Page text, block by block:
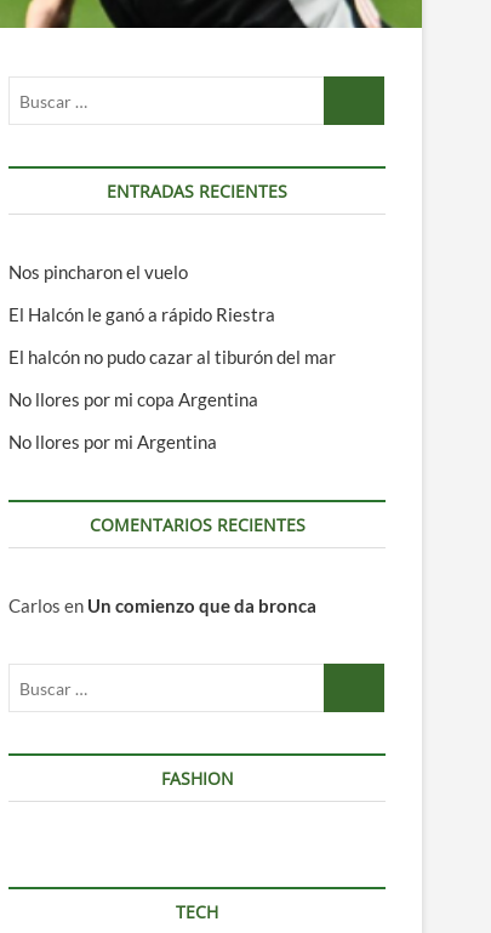
ENTRADAS RECIENTES
Nos pincharon el vuelo
El Halcón le ganó a rápido Riestra
El halcón no pudo cazar al tiburón del mar
No llores por mi copa Argentina
No llores por mi Argentina
COMENTARIOS RECIENTES
Carlos en Un comienzo que da bronca
FASHION
TECH